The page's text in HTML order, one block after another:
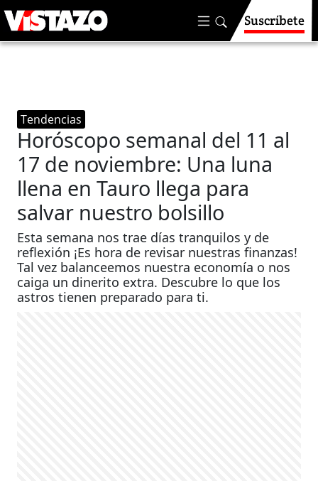
Suscríbete
Tendencias
Horóscopo semanal del 11 al
17 de noviembre: Una luna
llena en Tauro llega para
salvar nuestro bolsillo
Esta semana nos trae días tranquilos y de
reflexión ¡Es hora de revisar nuestras finanzas!
Tal vez balanceemos nuestra economía o nos
caiga un dinerito extra. Descubre lo que los
astros tienen preparado para ti.